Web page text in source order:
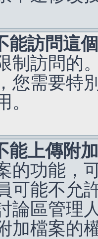
能訪問這
制訪問的
您需要特
。
能上傳附
的功能，
可能不允
論區管理
加檔案的